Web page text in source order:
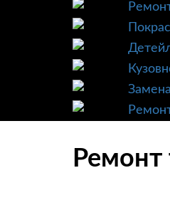
Ремонт